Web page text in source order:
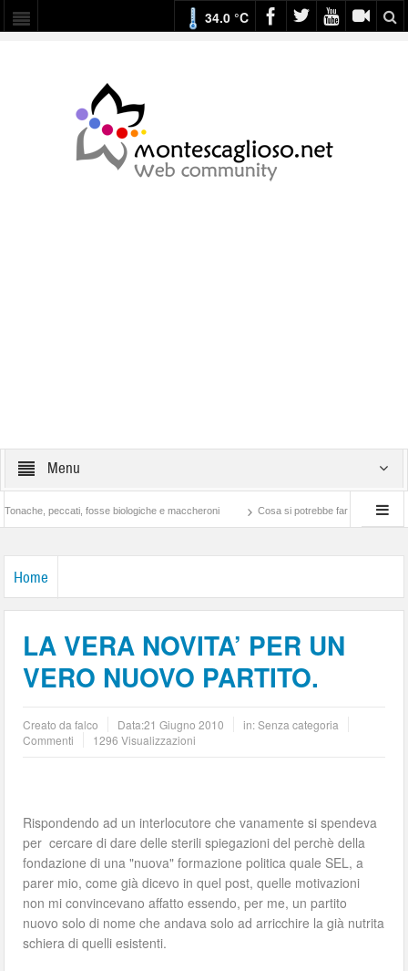
34.0 °C
Menu
fosse biologiche e maccheroni Cosa si potrebbe fare con ciò che si spende
Home
LA VERA NOVITA’ PER UN
VERO NUOVO PARTITO.
Creato dafalco Data:21 Giugno 2010
in: Senza categoria
Commenti
1296 Visualizzazioni
Rispondendo ad un interlocutore che vanamente si spendeva
per cercare di dare delle sterili spiegazioni del perchè della
fondazione di una "nuova" formazione politica quale SEL, a
parer mio, come già dicevo in quel post, quelle motivazioni
non mi convincevano affatto essendo, per me, un partito
nuovo solo di nome che andava solo ad arricchire la già nutrita
schiera di quelli esistenti.